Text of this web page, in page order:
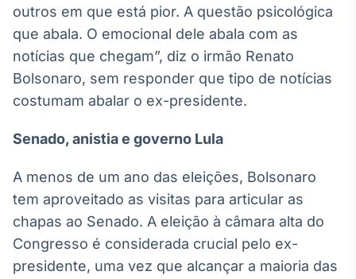
outros em que está pior. A questão psicológica
que abala. O emocional dele abala com as
notícias que chegam”, diz o irmão Renato
Bolsonaro, sem responder que tipo de notícias
costumam abalar o ex-presidente.
Senado, anistia e governo Lula
A menos de um ano das eleições, Bolsonaro
tem aproveitado as visitas para articular as
chapas ao Senado. A eleição à câmara alta do
Congresso é considerada crucial pelo ex-
presidente, uma vez que alcançar a maioria das